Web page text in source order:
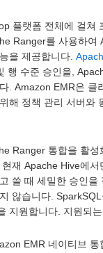
플랫폼 전체에 걸쳐
Ranger를 사용하여
을 제공합니다.
행 수준 승인을,
. Amazon EMR은
해 정책 관리 서버와
Ranger 통합을 활
재 Apache Hive에
쓸 때 세밀한 승인
않습니다.
지원합니다. 지원되
EMR 네이티브